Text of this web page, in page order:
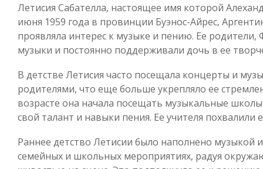
Летисия Сабателла, настоящее имя которой
июня 1959 года в провинции Буэнос-Айрес,
проявляла интерес к музыке и пению. Ее
музыки и постоянно поддерживали дочь в ее
В детстве Летисия часто посещала концерты и
родителями, что еще больше укрепляло ее
возрасте она начала посещать музыкальные
свой талант и навыки пения. Ее учителя похвалили
Раннее детство Летисии было наполнено музыкой
семейных и школьных мероприятиях, радуя